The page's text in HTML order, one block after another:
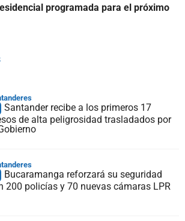
programada para el próximo
Santander recibe a los primeros 17
de alta peligrosidad trasladados por
Bucaramanga reforzará su seguridad
200 policías y 70 nuevas cámaras LPR